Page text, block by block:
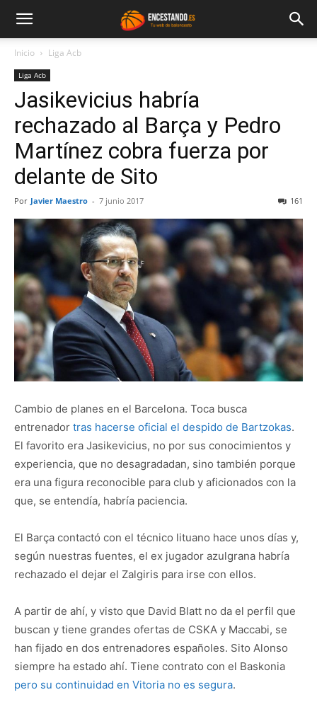
Inicio Liga Acb
Liga Acb
Jasikevicius habría
rechazado al Barça y Pedro
Martínez cobra fuerza por
delante de Sito
Por Javier Maestro - 7 junio 2017 161
Cambio de planes en el Barcelona. Toca busca
entrenador tras hacerse oficial el despido de Bartzokas.
El favorito era Jasikevicius, no por sus conocimientos y
experiencia, que no desagradadan, sino también porque
era una figura reconocible para club y aficionados con la
que, se entendía, habría paciencia.
El Barça contactó con el técnico lituano hace unos días y,
según nuestras fuentes, el ex jugador azulgrana habría
rechazado el dejar el Zalgiris para irse con ellos.
A partir de ahí, y visto que David Blatt no da el perfil que
buscan y tiene grandes ofertas de CSKA y Maccabi, se
han fijado en dos entrenadores españoles. Sito Alonso
siempre ha estado ahí. Tiene contrato con el Baskonia
pero su continuidad en Vitoria no es segura.